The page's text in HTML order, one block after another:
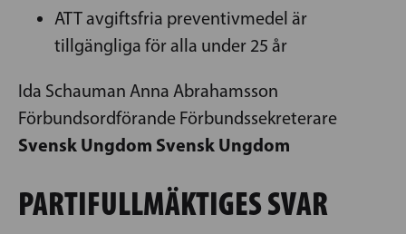
ATT avgiftsfria preventivmedel är
tillgängliga för alla under 25 år
Ida Schauman Anna Abrahamsson
Förbundsordförande Förbundssekreterare
Svensk Ungdom Svensk Ungdom
PARTIFULLMÄKTIGES SVAR